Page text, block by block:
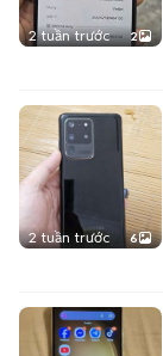
2 tuần trước 2
2 tuần trước 6